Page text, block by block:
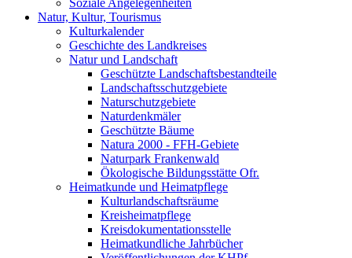
Soziale Angelegenheiten
Natur, Kultur, Tourismus
Kulturkalender
Geschichte des Landkreises
Natur und Landschaft
Geschützte Landschaftsbestandteile
Landschaftsschutzgebiete
Naturschutzgebiete
Naturdenkmäler
Geschützte Bäume
Natura 2000 - FFH-Gebiete
Naturpark Frankenwald
Ökologische Bildungsstätte Ofr.
Heimatkunde und Heimatpflege
Kulturlandschaftsräume
Kreisheimatpflege
Kreisdokumentationsstelle
Heimatkundliche Jahrbücher